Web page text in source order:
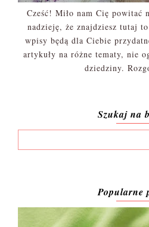
Cześć! Miło nam Cię powitać
nadzieję, że znajdziesz tutaj to
wpisy będą dla Ciebie
artykuły na różne tematy, nie
dziedziny.
Szukaj na
Popularne